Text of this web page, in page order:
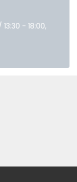
- 18:00,